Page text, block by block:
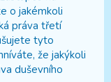
o jakémkoli
práva třetí
tyto
že jakýkoli
duševního